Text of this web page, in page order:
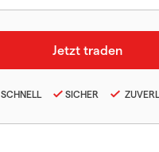
SCHNELL SICHER